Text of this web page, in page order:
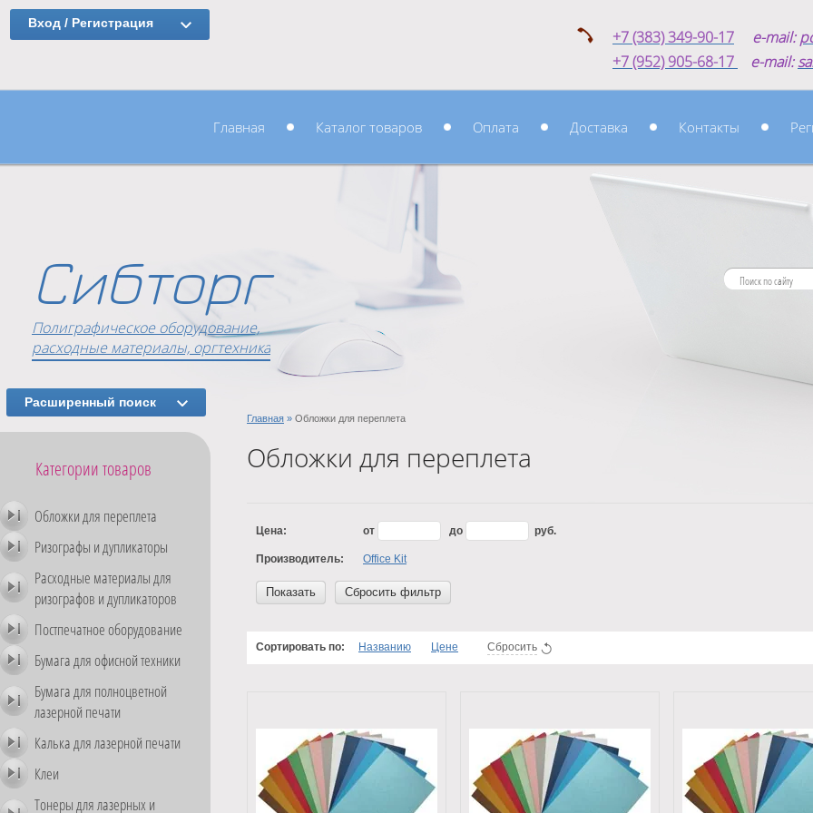
Главная Каталог товаров Оплата Доставка Контакты
Сибторг
Полиграфическое оборудование,
расходные материалы, оргтехника
+7 (383) 349-90-17 e-mail:
+7 (952) 905-68-17
e-mail:
Вход / Регистрация
Главная » Обложки для переплета
Обложки для переплета
Цена: от до руб.
Производитель: Office Kit
Показать Сбросить фильтр
Сортировать по: Названию Цене Сбросить
Расширенный поиск
Категории товаров
Обложки для переплета
Ризографы и дупликаторы
Расходные материалы для
ризографов и дупликаторов
Постпечатное оборудование
Бумага для офисной техники
Бумага для полноцветной
лазерной печати
Калька для лазерной печати
Клеи
Тонеры для лазерных и